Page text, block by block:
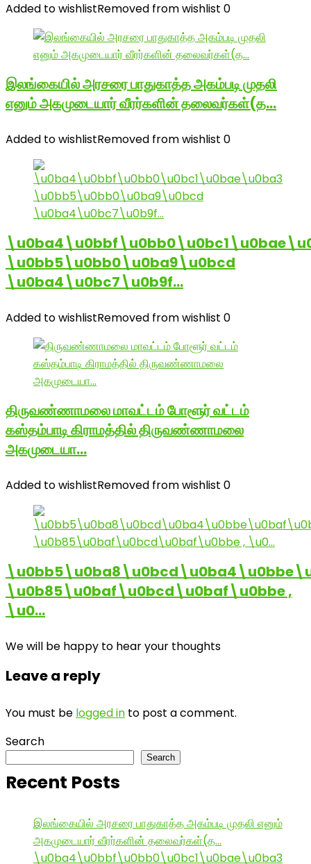
Added to wishlistRemoved from wishlist 0
இலங்கையில் அரசரை பாதுகாத்த அகம்படி முதலி
எனும் அகமுடையார் வீரர்களின் தலைவர்கள்(த…
Added to wishlistRemoved from wishlist 0
\u0bb5\u0bb0\u0ba9\u0bcd
\u0ba4\u0bc7\u0b9f…
Added to wishlistRemoved from wishlist 0
திருவண்ணாமலை மாவட்டம் போளூர் வட்டம்
கஸ்தம்பாடி கிராமத்தில் திருவண்ணாமலை
அகமுடையா…
Added to wishlistRemoved from wishlist 0
\u0b85\u0baf\u0bcd\u0baf\u0bbe ,
\u0…
We will be happy to hear your thoughts
Leave a reply
You must be logged in to post a comment.
Search
Search
Recent Posts
இலங்கையில் அரசரை பாதுகாத்த அகம்படி முதலி எனும்
அகமுடையார் வீரர்களின் தலைவர்கள்(த…
\u0ba4\u0bbf\u0bb0\u0bc1\u0bae\u0ba3